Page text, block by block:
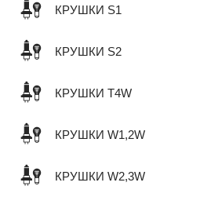
КРУШКИ S1
КРУШКИ S2
КРУШКИ T4W
КРУШКИ W1,2W
КРУШКИ W2,3W